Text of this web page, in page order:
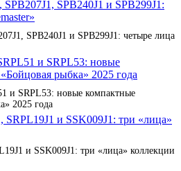
SPB240J1 и SPB299J1: четыре лица
и SRPL53: новые компактные
2025 года
и SSK009J1: три «лица» коллекции